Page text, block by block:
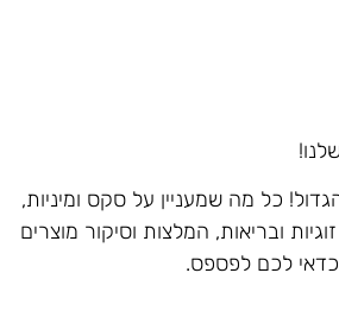
כל מה שמעניין על סקס ומיניות,
ובריאות, המלצות וסיקור מוצרים
כדאי לכם לפספס.